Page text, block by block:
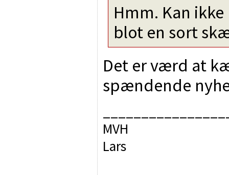
Hmm. Kan
blot en sort
Det er værd at
spændende
MVH
Lars